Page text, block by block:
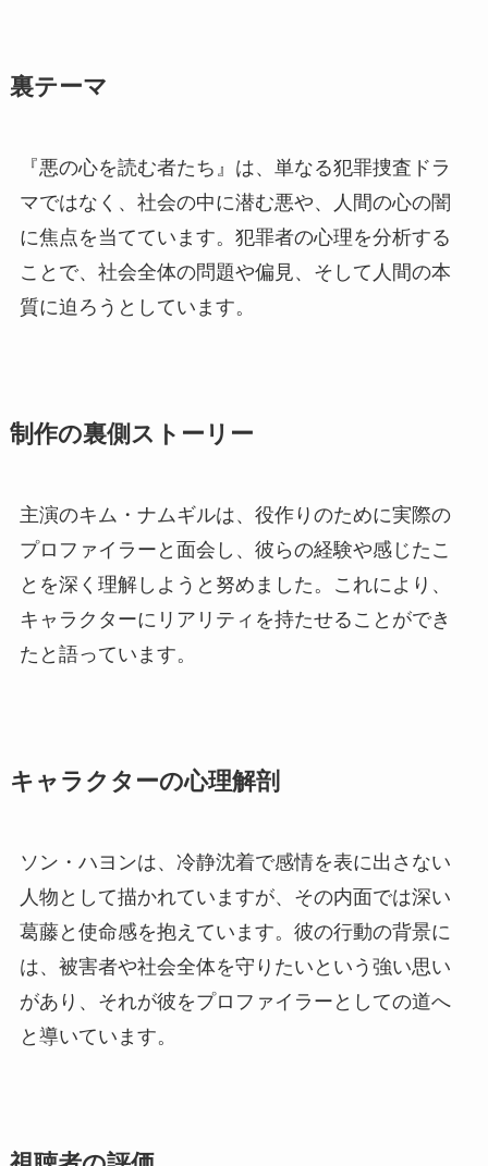
裏テーマ
『悪の心を読む者たち』は、単なる犯罪捜査ドラ
マではなく、社会の中に潜む悪や、人間の心の闇
に焦点を当てています。犯罪者の心理を分析する
ことで、社会全体の問題や偏見、そして人間の本
質に迫ろうとしています。
制作の裏側ストーリー
主演のキム・ナムギルは、役作りのために実際の
プロファイラーと面会し、彼らの経験や感じたこ
とを深く理解しようと努めました。これにより、
キャラクターにリアリティを持たせることができ
たと語っています。
キャラクターの心理解剖
ソン・ハヨンは、冷静沈着で感情を表に出さない
人物として描かれていますが、その内面では深い
葛藤と使命感を抱えています。彼の行動の背景に
は、被害者や社会全体を守りたいという強い思い
があり、それが彼をプロファイラーとしての道へ
と導いています。